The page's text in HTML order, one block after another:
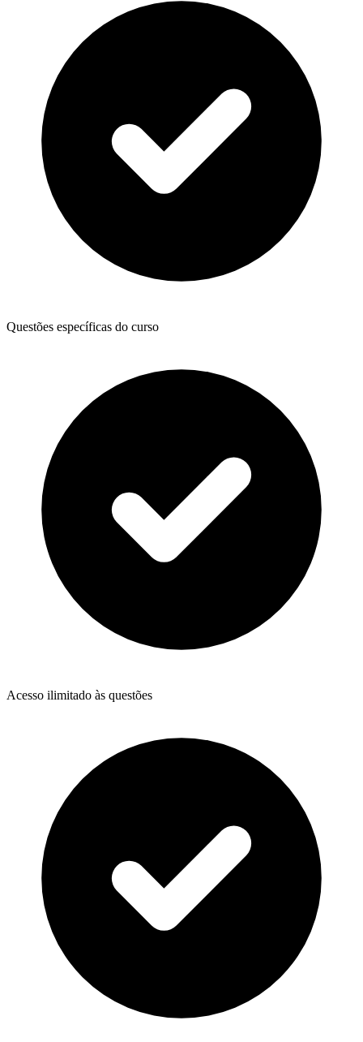
Questões específicas do curso
Acesso ilimitado às questões